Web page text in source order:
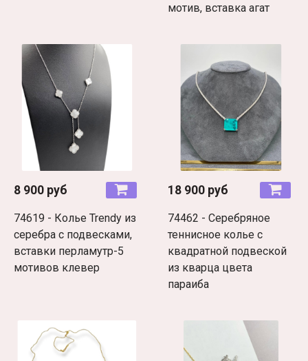
мотив, вставка агат
8 900 руб
74619 - Колье Trendy из
серебра с подвесками,
вставки перламутр-5
мотивов клевер
18 900 руб
74462 - Серебряное
теннисное колье с
квадратной подвеской
из кварца цвета
параиба